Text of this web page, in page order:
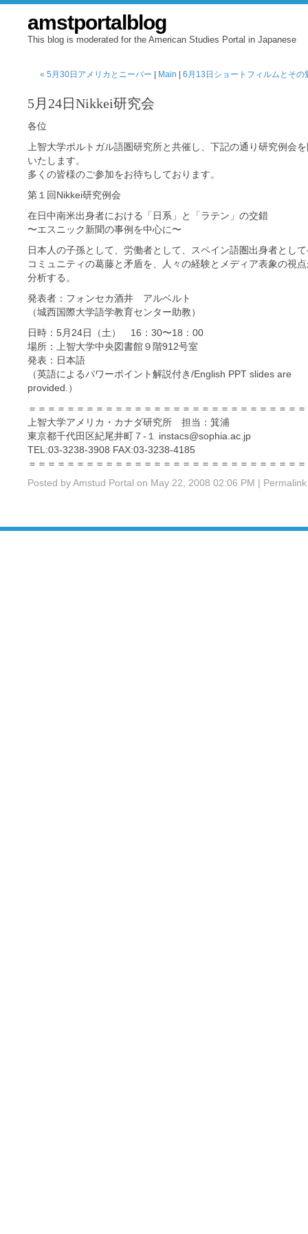
amstportalblog
This blog is moderated for the American Studies Portal in Japanese
« 5月30日アメリカとニーバー Main 6月13日ショートフィルムとその
5月24日Nikkei研究会
各位
上智大学ポルトガル語圏研究所と共催し、下記の通り研究例会
いたします。
多くの皆様のご参加をお待ちしております。
第１回Nikkei研究例会
在日中南米出身者における「日系」と「ラテン」の交錯
〜エスニック新聞の事例を中心に〜
日本人の子孫として、労働者として、スペイン語圏出身者とし
コミュニティの葛藤と矛盾を、人々の経験とメディア表象の視
分析する。
発表者：フォンセカ酒井 アルベルト
（城西国際大学語学教育センター助教）
日時：5月24日（土） 16：30〜18：00
場所：上智大学中央図書館９階912号室
発表：日本語
（英語によるパワーポイント解説付き/English PPT slides are
provided.）
＝＝＝＝＝＝＝＝＝＝＝＝＝＝＝＝＝＝＝＝＝＝＝＝＝＝＝＝
上智大学アメリカ・カナダ研究所 担当：箕浦
東京都千代田区紀尾井町７-１ instacs@sophia.ac.jp
TEL:03-3238-3908 FAX:03-3238-4185
＝＝＝＝＝＝＝＝＝＝＝＝＝＝＝＝＝＝＝＝＝＝＝＝＝＝＝＝＝
Posted by Amstud Portal on May 22, 2008 02:06 PM
Permalink